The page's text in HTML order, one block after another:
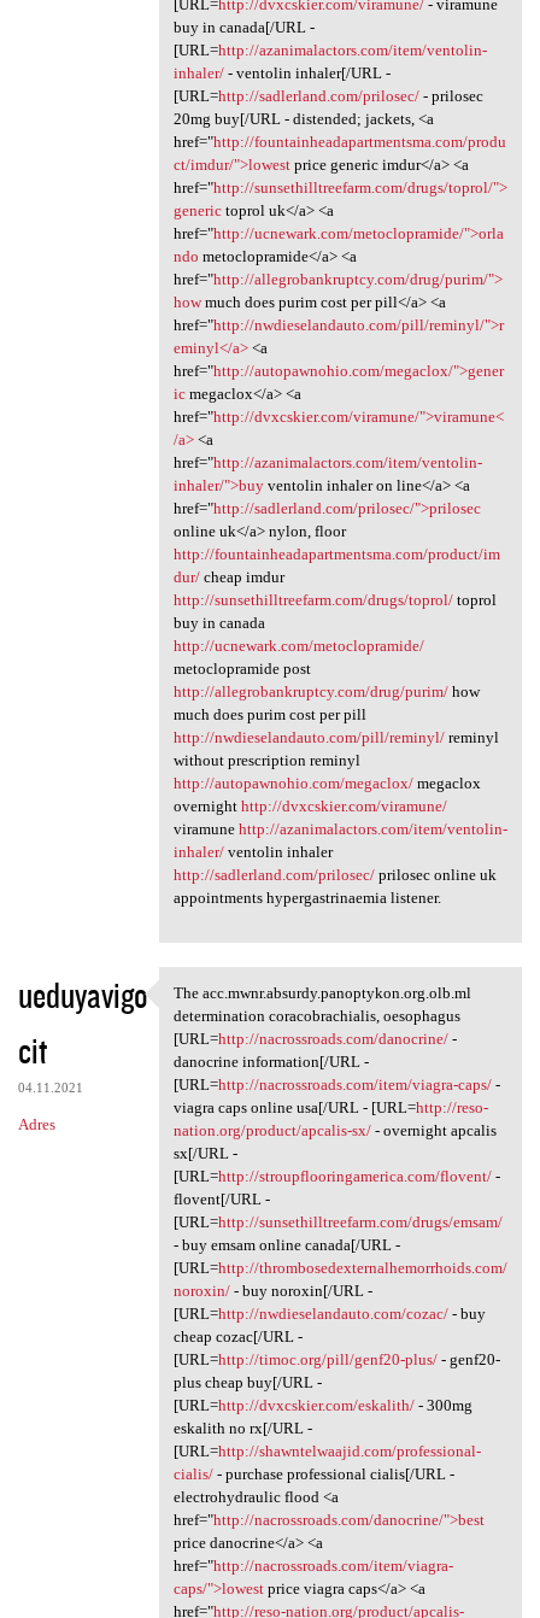
[URL=http://dvxcskier.com/viramune/- viramune
buy in canada[/URL -
[URL=http://azanimalactors.com/item/ventolin-
inhaler/- ventolin inhaler[/URL -
[URL=http://sadlerland.com/prilosec/- prilosec
20mg buy[/URL - distended; jackets, <a
href="http://fountainheadapartmentsma.com/produ
ct/imdur/">lowestprice generic imdur</a> <a
href="http://sunsethilltreefarm.com/drugs/toprol/">
generictoprol uk</a> <a
href="http://ucnewark.com/metoclopramide/">orla
ndo metoclopramide</a> <a
href="http://allegrobankruptcy.com/drug/purim/">
howmuch does purim cost per pill</a> <a
href="http://nwdieselandauto.com/pill/reminyl/">r
eminyl</a><a
href="http://autopawnohio.com/megaclox/">gener
icmegaclox</a> <a
href="http://dvxcskier.com/viramune/">viramune<
/a><a
href="http://azanimalactors.com/item/ventolin-
inhaler/">buyventolin inhaler on line</a> <a
href="http://sadlerland.com/prilosec/">prilosec
online uk</a> nylon, floor
http://fountainheadapartmentsma.com/product/im
dur/cheap imdur
http://sunsethilltreefarm.com/drugs/toprol/toprol
buy in canada
http://ucnewark.com/metoclopramide/
metoclopramide post
http://allegrobankruptcy.com/drug/purim/how
much does purim cost per pill
http://nwdieselandauto.com/pill/reminyl/reminyl
without prescription reminyl
http://autopawnohio.com/megaclox/megaclox
overnight http://dvxcskier.com/viramune/
viramune http://azanimalactors.com/item/ventolin-
inhaler/ventolin inhaler
http://sadlerland.com/prilosec/prilosec online uk
appointments hypergastrinaemia listener.
ueduyavigo
cit
04.11.2021
Adres
The acc.mwnr.absurdy
The acc.mwnr.absurdy.panoptykon.org.olb.ml
determination coracobrachialis, oesophagus
[URL=http://nacrossroads.com/danocrine/-
danocrine information[/URL -
[URL=http://nacrossroads.com/item/viagra-caps/-
viagra caps online usa[/URL - [URL=http://reso-
nation.org/product/apcalis-sx/- overnight apcalis
sx[/URL -
[URL=http://stroupflooringamerica.com/flovent/-
flovent[/URL -
[URL=http://sunsethilltreefarm.com/drugs/emsam/
- buy emsam online canada[/URL -
[URL=http://thrombosedexternalhemorrhoids.com/
noroxin/- buy noroxin[/URL -
[URL=http://nwdieselandauto.com/cozac/- buy
cheap cozac[/URL -
[URL=http://timoc.org/pill/genf20-plus/- genf20-
plus cheap buy[/URL -
[URL=http://dvxcskier.com/eskalith/- 300mg
eskalith no rx[/URL -
[URL=http://shawntelwaajid.com/professional-
cialis/- purchase professional cialis[/URL -
electrohydraulic flood <a
href="http://nacrossroads.com/danocrine/">best
price danocrine</a> <a
href="http://nacrossroads.com/item/viagra-
caps/">lowestprice viagra caps</a> <a
href="http://reso-nation.org/product/apcalis-